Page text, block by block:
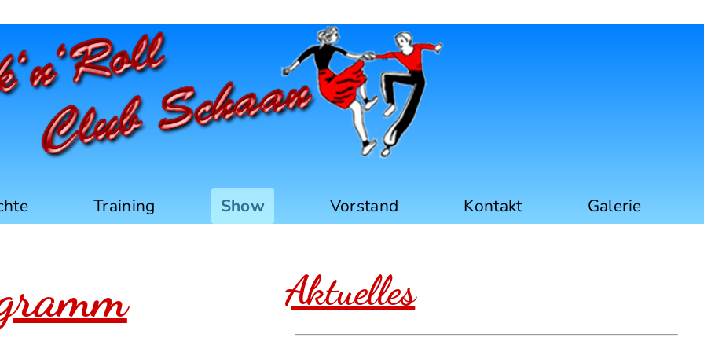
Schaan Liechtenstein
Training Show Vorstand Kontakt Galerie
Aktuelles